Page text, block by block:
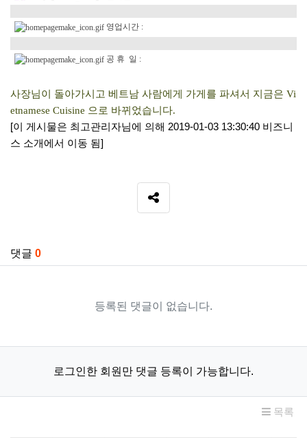
영업시간 :
공 휴 일 :
사장님이 돌아가시고 베트남 사람에게 가게를 파셔서 지금은 Vi
etnamese Cuisine 으로 바뀌었습니다.
[이 게시물은 최고관리자님에 의해 2019-01-03 13:30:40 비즈니
스 소개에서 이동 됨]
SNS 공유
댓글 0
등록된 댓글이 없습니다.
로그인한 회원만 댓글 등록이 가능합니다.
목록